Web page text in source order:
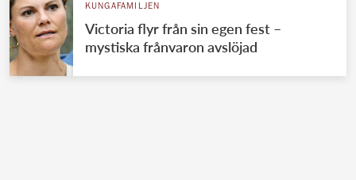
KUNGAFAMILJEN
Victoria flyr från sin egen fest –
mystiska frånvaron avslöjad